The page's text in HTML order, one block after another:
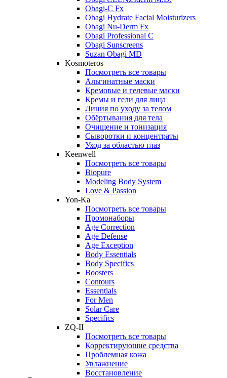
Obagi-C Fx
Obagi Hydrate Facial Moisturizers
Obagi Nu-Derm Fx
Obagi Professional C
Obagi Sunscreens
Suzan Obagi MD
Kosmoteros
Посмотреть все товары
Альгинатные маски
Кремовые и гелевые маски
Кремы и гели для лица
Линия по уходу за телом
Обёртывания для тела
Очищение и тонизация
Сыворотки и концентраты
Уход за областью глаз
Keenwell
Посмотреть все товары
Biopure
Modeling Body System
Love & Passion
Yon-Ka
Посмотреть все товары
Промонаборы
Age Correction
Age Defense
Age Exception
Body Essentials
Body Specifics
Boosters
Contours
Essentials
For Men
Solar Care
Specifics
ZQ-II
Посмотреть все товары
Корректирующие средства
Проблемная кожа
Увлажнение
Восстановление